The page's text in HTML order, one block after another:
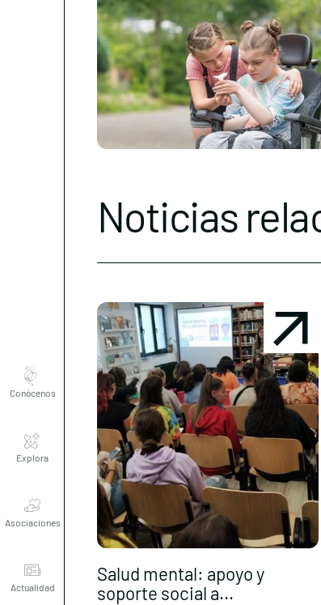
Conócenos
Explora
Asociaciones
Actualidad
Noticias
Salud mental: apoyo y
soporte social a...